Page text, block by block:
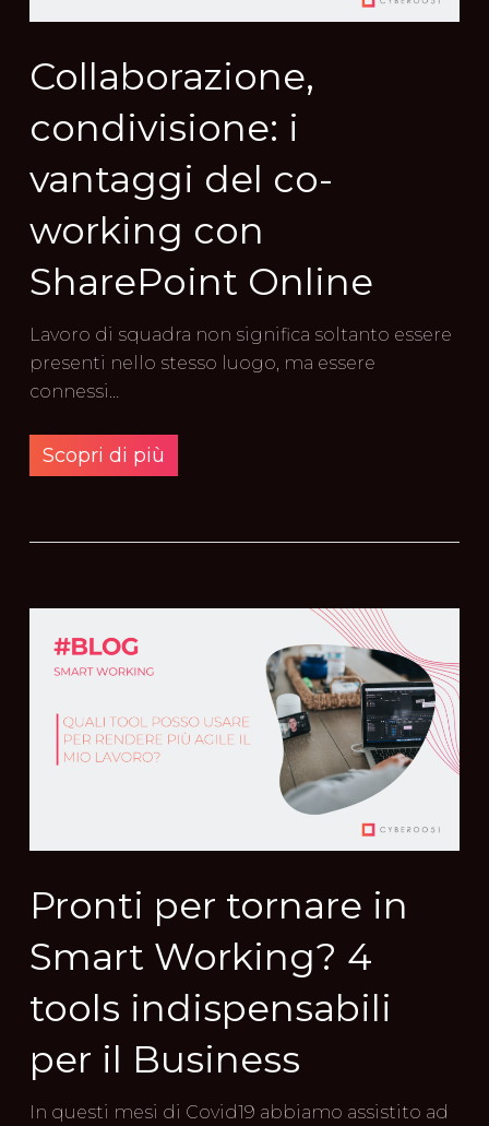
Collaborazione,
condivisione: i
vantaggi del co-
working con
SharePoint Online
Lavoro di squadra non significa soltanto essere
presenti nello stesso luogo, ma essere
connessi…
Scopri di più
Pronti per tornare in
Smart Working? 4
tools indispensabili
per il Business
In questi mesi di Covid19 abbiamo assistito ad